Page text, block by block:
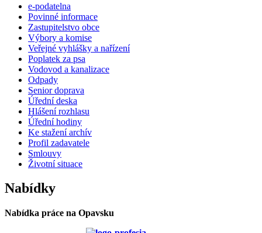
e-podatelna
Povinné informace
Zastupitelstvo obce
Výbory a komise
Veřejné vyhlášky a nařízení
Poplatek za psa
Vodovod a kanalizace
Odpady
Senior doprava
Úřední deska
Hlášení rozhlasu
Úřední hodiny
Ke stažení archív
Profil zadavatele
Smlouvy
Životní situace
Nabídky
Nabídka práce na Opavsku